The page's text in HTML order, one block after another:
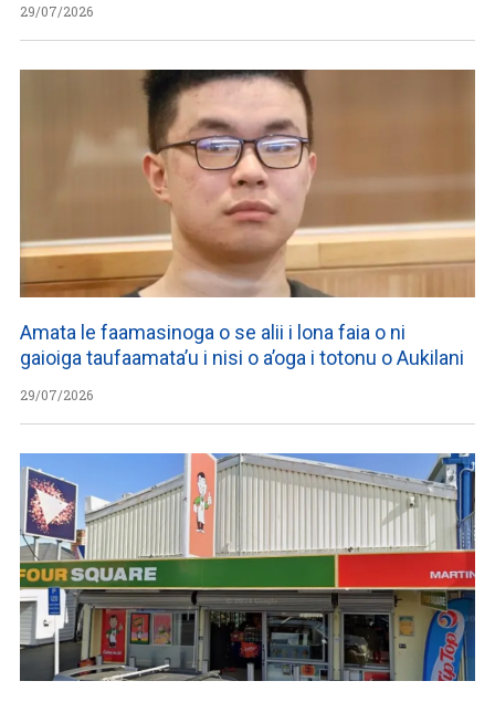
29/07/2026
Amata le faamasinoga o se alii i lona faia o ni
gaioiga taufaamata’u i nisi o a’oga i totonu o Aukilani
29/07/2026